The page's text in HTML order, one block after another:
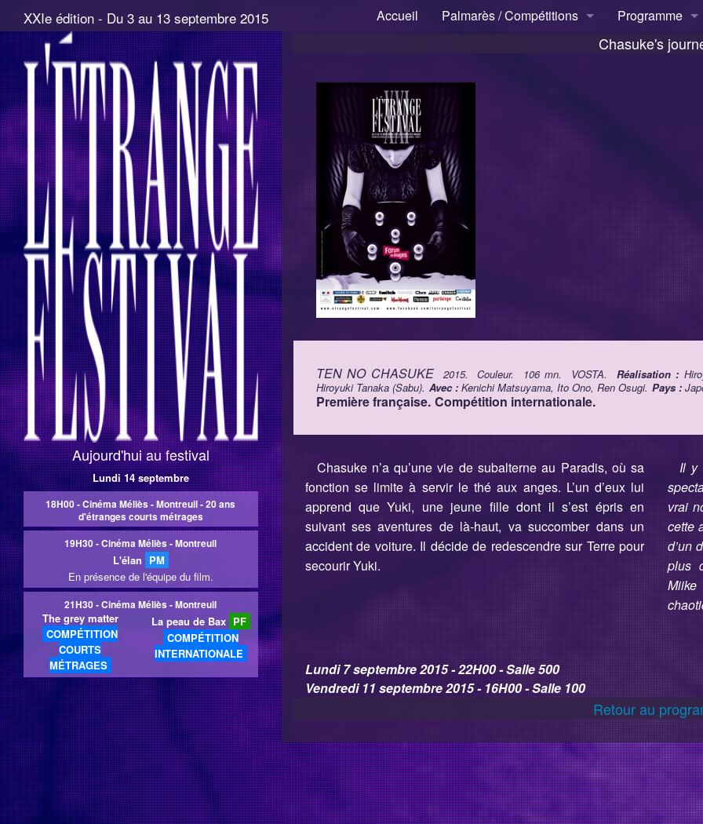
Deprecated: Constant E_STRICT is deprecated in/homepages/13/d456025738/htdocs/www.etrangefestival.com/
A PHP Error was encountered
Severity: 8192
Message: ini_set(): session.sid_length INI setting is deprecated
Filename: Session/Session.php
Line Number: 426
Backtrace:
File: /homepages/13/d456025738/htdocs/www.etrangefestival.com/clandestiny/application/core/MY_Controller.php
Line: 57
Function: __construct
File: /homepages/13/d456025738/htdocs/www.etrangefestival.com/clandestiny/application/core/MY_Controller.php
Line: 139
Function: __construct
File: /homepages/13/d456025738/htdocs/www.etrangefestival.com/clandestiny/application/controllers/Film.php
Line: 28
Function: __construct
File: /homepages/13/d456025738/htdocs/www.etrangefestival.com/clandestiny/index.php
Line: 292
Function: require_once
A PHP Error was encountered
Severity: Warning
Message: session_set_save_handler(): Session save handler cannot be changed after headers have already been sent
Filename: Session/Session.php
Line Number: 110
XXIe édition - Du 3 au 13 septembre 2015 Accueil
Palmarès / Compétitions
Compétition courts métrages
Programme
Télécharger
Programme
Thématiques
Cartes
Événements
Aujourd'hui au festival
Lundi 14 septembre
18H00 - Cinéma Méliès - Montreuil - 20 ans
d'étranges courts métrages
19H30 - Cinéma Méliès - Montreuil
L'élan PM
En présence de l'équipe du film.
21H30 - Cinéma Méliès - Montreuil
The grey matter
COMPÉTITION
COURTS
MÉTRAGES
La peau de Bax PF
COMPÉTITION
INTERNATIONALE
Chasuke's
TEN NO CHASUKE 2015. Couleur. 106 mn. VOSTA. Réalisation :
Hiroyuki Tanaka (Sabu). Avec : Kenichi Matsuyama, Ito Ono, Ren Osugi. Pays :
Première française. Compétition internationale.
Chasuke n’a qu’une vie de subalterne au Paradis, où sa
fonction se limite à servir le thé aux anges. L’un d’eux lui
apprend que Yuki, une jeune fille dont il s’est épris en
suivant ses aventures de là-haut, va succomber dans un
accident de voiture. Il décide de redescendre sur Terre pour
secourir Yuki.
Il y
vrai
cette
d’un
plus
Lundi 7 septembre 2015 - 22H00 - Salle 500
Vendredi 11 septembre 2015 - 16H00 - Salle 100
Retour au